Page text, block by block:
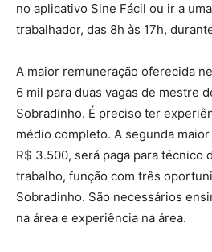
no aplicativo Sine Fácil ou ir a
trabalhador, das 8h às 17h,
A maior remuneração oferecida
6 mil para duas vagas de mestre
Sobradinho. É preciso ter
médio completo. A segunda
R$ 3.500, será paga para técnico
trabalho, função com três
Sobradinho. São necessários
na área e experiência na área.